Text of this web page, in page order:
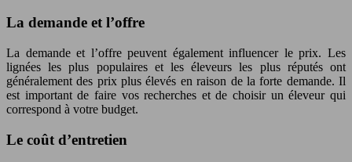
La demande et l’offre
La demande et l’offre peuvent également influencer le prix. Les
lignées les plus populaires et les éleveurs les plus réputés ont
généralement des prix plus élevés en raison de la forte demande. Il
est important de faire vos recherches et de choisir un éleveur qui
correspond à votre budget.
Le coût d’entretien